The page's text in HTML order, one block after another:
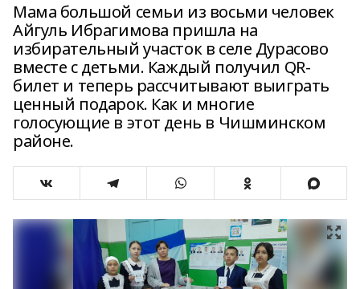
Мама большой семьи из восьми человек
Айгуль Ибрагимова пришла на
избирательный участок в селе Дурасово
вместе с детьми. Каждый получил QR-
билет и теперь рассчитывают выиграть
ценный подарок. Как и многие
голосующие в этот день в Чишминском
районе.